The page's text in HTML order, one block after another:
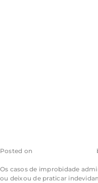
Posted on
Os casos de improbidade
ou deixou de praticar